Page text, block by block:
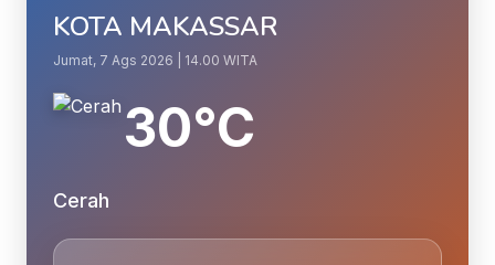
KOTA MAKASSAR
Jumat, 7 Ags 2026 | 14.00 WITA
30°C
Cerah